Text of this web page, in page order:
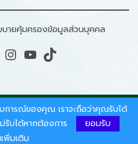
บายคุ้มครองข้อมูลส่วนบุคคล
Instagram YouTube TikTok
นักงานนโยบายและแผน
และสิ่งแวดล้อม.
การณ์ของคุณ เราจะถือว่าคุณรับได้
รับได้หากต้องการ
ยอมรับ
พิ่มเติม